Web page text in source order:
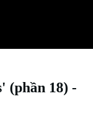
(phần 18) -